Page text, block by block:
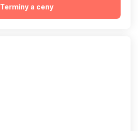
Termíny a ceny